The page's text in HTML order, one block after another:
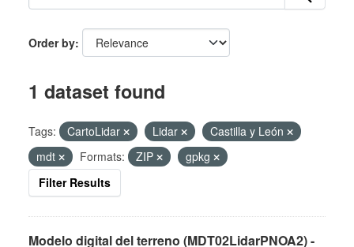
Order by
1 dataset found
Tags: CartoLidar Lidar
Castilla y León
mdt
Formats: ZIP
gpkg
Filter Results
Modelo digital del terreno (MDT02LidarPNOA2) -